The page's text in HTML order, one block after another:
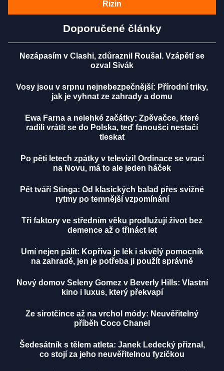
Rizin
Doporučené články
Nezápasím v Clashi, zdůraznil Roušal. Vzápětí se
ozval Sivák
Vosy jsou v srpnu nejnebezpečnější: Přírodní triky,
jak je vyhnat ze zahrady a domu
Ewa Farna a nelehké začátky: Zpěvačce, které
radili vrátit se do Polska, teď fanoušci nestačí
tleskat
Po pěti letech zpátky v televizi! Ordinace se vrací
na Novu, má to ale jeden háček
Pět tváří Stinga: Od klasických balad přes svižné
rytmy po temnější vzpomínání
Tři faktory ve středním věku prodlužují život bez
demence až o třináct let
Umí nejen pálit: Kopřiva je lék i skvělý pomocník
na zahradě, jen je potřeba ji použít správně
Nový domov Seleny Gomez v Beverly Hills: Vlastní
kino i luxus, který překvapí
Ze sirotčince až na vrchol módy: Neuvěřitelný
příběh Coco Chanel
Šedesátník s tělem atleta: Janek Ledecký přiznal,
co stojí za jeho neuvěřitelnou fyzičkou